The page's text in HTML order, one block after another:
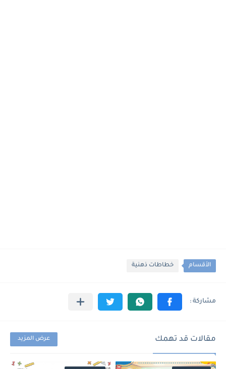
الأقسام خطاطات ذهنية
مقالات قد تهمك عرض المزيد